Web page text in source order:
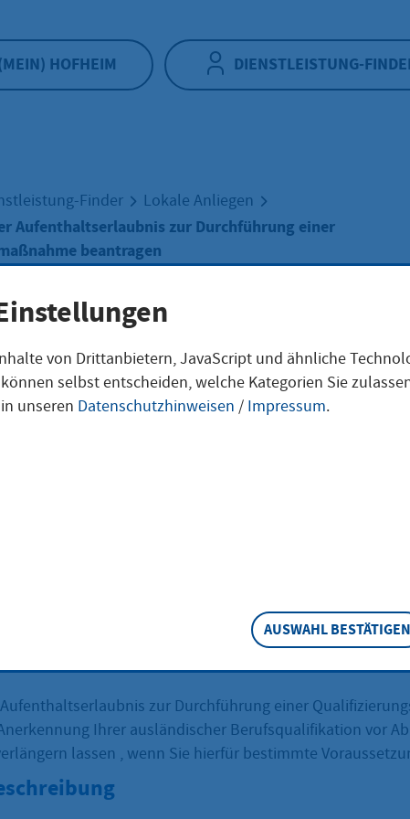
HOFHEIM DIENSTLEISTUNG-
Finder Lokale Anliegen
Aufenthaltserlaubnis zur Durchführung einer
beantragen
der
einer
zur Durchführung einer
Ihrer ausländischer Berufsqualifikation vor
lassen , wenn Sie hierfür bestimmte
von Drittanbietern, JavaScript und ähnliche
selbst entscheiden, welche Kategorien Sie
unseren Datenschutzhinweisen / Impressum.
AUSWAHL BESTÄTIGEN